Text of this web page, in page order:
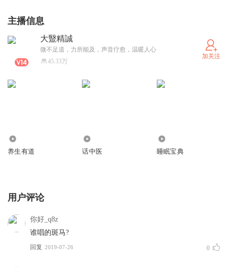
主播信息
大毉精誠
微不足道，力所能及，声音疗愈，温暖人心
45.33万
加关注
养生有道 话中医 睡眠宝典
用户评论
你好_q8z
谁唱的斑马?
回复 2019-07-26 0